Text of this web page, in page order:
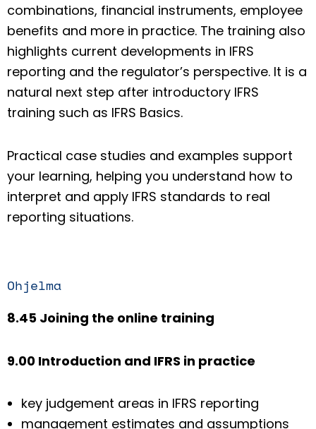
combinations, financial instruments, employee
benefits and more in practice. The training also
highlights current developments in IFRS
reporting and the regulator’s perspective. It is a
natural next step after introductory IFRS
training such as IFRS Basics.
Practical case studies and examples support
your learning, helping you understand how to
interpret and apply IFRS standards to real
reporting situations.
Ohjelma
8.45 Joining the online training
9.00 Introduction and IFRS in practice
key judgement areas in IFRS reporting
management estimates and assumptions